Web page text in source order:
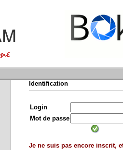
Identification
Login
Mot de passe
Je ne suis pas encore inscrit,